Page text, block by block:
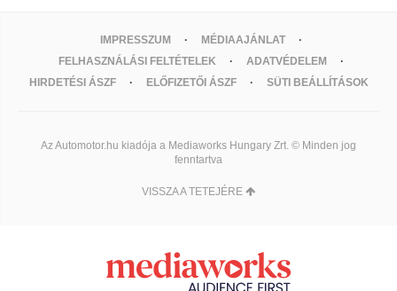
IMPRESSZUM
MÉDIAAJÁNLAT
FELHASZNÁLÁSI FELTÉTELEK
ADATVÉDELEM
HIRDETÉSI ÁSZF
ELŐFIZETŐI ÁSZF SÜTI BEÁLLÍTÁSOK
Az Automotor.hu kiadója a Mediaworks Hungary Zrt. © Minden jog
fenntartva
VISSZA A TETEJÉRE